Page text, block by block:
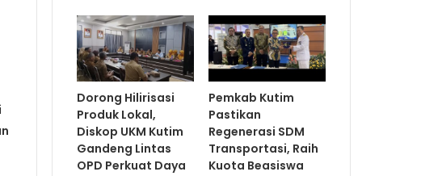
Dorong Hilirisasi
Produk Lokal,
Diskop UKM Kutim
Gandeng Lintas
OPD Perkuat Daya
Pemkab Kutim
Pastikan
Regenerasi SDM
Transportasi, Raih
Kuota Beasiswa